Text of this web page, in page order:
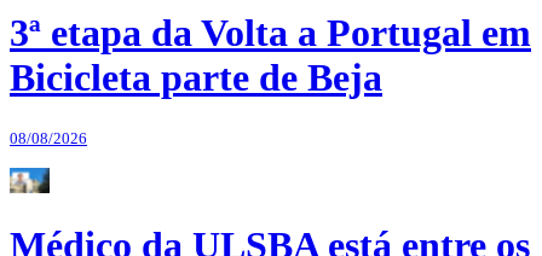
3ª etapa da Volta a Portugal em
Bicicleta parte de Beja
08/08/2026
Médico da ULSBA está entre os